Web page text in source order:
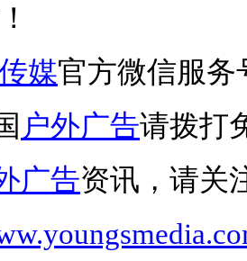
媒官方微信服务
户外广告请拨打
广告资讯，请关